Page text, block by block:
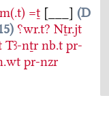
=ṯ [___] D
⸮wr.t? Nṯr.jt
Tꜣ-nṯr nb.t pr-
pr-nzr